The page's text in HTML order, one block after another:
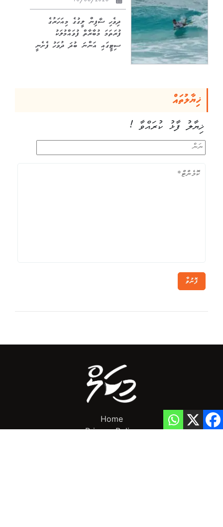
ދިވެހި ސާފިން ލީގުގެ މިއަހަރުގެ
ފުރަތަމަ މުބާރާތް ފުވައްމުލަކު
ސިޓީގައި އަންނަ ބުދަ ދުވަހު ފެށެނީ
ޚިޔާލުތައް
ޚިޔާލު ފާޅު ކުރައްވާ !
ފޮނުވާ
Home
Privacy Policy